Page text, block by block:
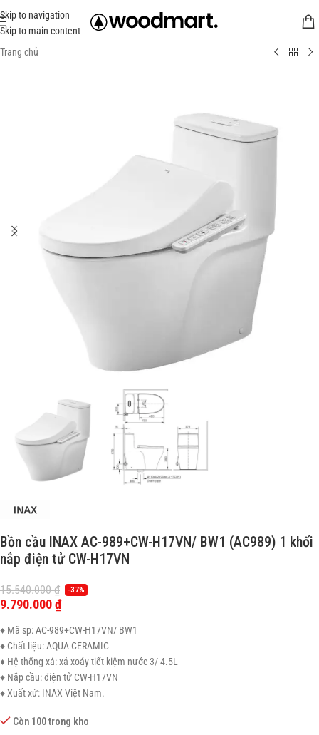
Skip to navigation
Skip to main content
Trang chủ
Bồn cầu INAX AC-989+CW-H17VN/ BW1 (AC989) 1 khối
nắp điện tử CW-H17VN
15.540.000₫ -37%
9.790.000₫
♦ Mã sp: AC-989+CW-H17VN/ BW1
♦ Chất liệu: AQUA CERAMIC
♦ Hệ thống xả: xả xoáy tiết kiệm nước 3/ 4.5L
♦ Nắp cầu: điện tử CW-H17VN
♦ Xuất xứ: INAX Việt Nam.
Còn 100 trong kho